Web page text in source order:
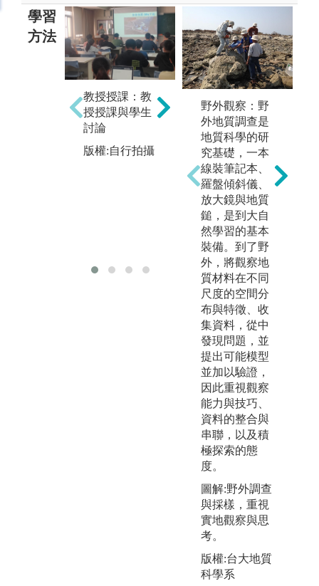
學習
方法
教授授課：教
授授課與學生
討論
版權:自行拍攝
學：教授及助
教協助同學透
過實際實驗操
作，實驗驗證
所學理論
版權:自行拍攝
野外觀察：野
外地質調查是
地質科學的研
究基礎，一本
線裝筆記本、
羅盤傾斜儀、
放大鏡與地質
鎚，是到大自
然學習的基本
裝備。到了野
外，將觀察地
質材料在不同
尺度的空間分
布與特徵、收
集資料，從中
發現問題，並
提出可能模型
並加以驗證，
因此重視觀察
能力與技巧、
資料的整合與
串聯，以及積
極探索的態
度。
圖解:野外調查
與採樣，重視
實地觀察與思
考。
版權:台大地質
科學系